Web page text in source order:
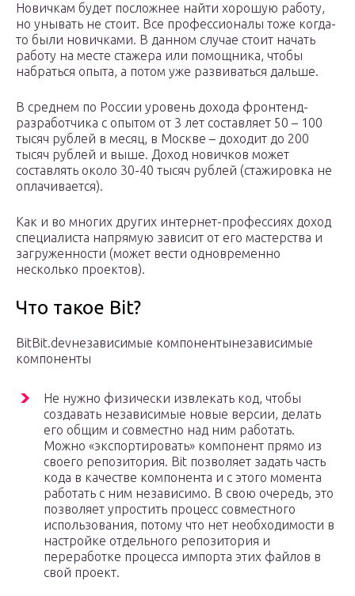
Новичкам будет посложнее найти хорошую работу,
но унывать не стоит. Все профессионалы тоже когда-
то были новичками. В данном случае стоит начать
работу на месте стажера или помощника, чтобы
набраться опыта, а потом уже развиваться дальше.
В среднем по России уровень дохода фронтенд-
разработчика с опытом от 3 лет составляет 50 – 100
тысяч рублей в месяц, в Москве – доходит до 200
тысяч рублей и выше. Доход новичков может
составлять около 30-40 тысяч рублей (стажировка не
оплачивается).
Как и во многих других интернет-профессиях доход
специалиста напрямую зависит от его мастерства и
загруженности (может вести одновременно
несколько проектов).
Что такое Bit?
BitBit.devнезависимые компонентынезависимые
компоненты
Не нужно физически извлекать код, чтобы
создавать независимые новые версии, делать
его общим и совместно над ним работать.
Можно «экспортировать» компонент прямо из
своего репозитория. Bit позволяет задать часть
кода в качестве компонента и с этого момента
работать с ним независимо. В свою очередь, это
позволяет упростить процесс совместного
использования, потому что нет необходимости в
настройке отдельного репозитория и
переработке процесса импорта этих файлов в
свой проект.